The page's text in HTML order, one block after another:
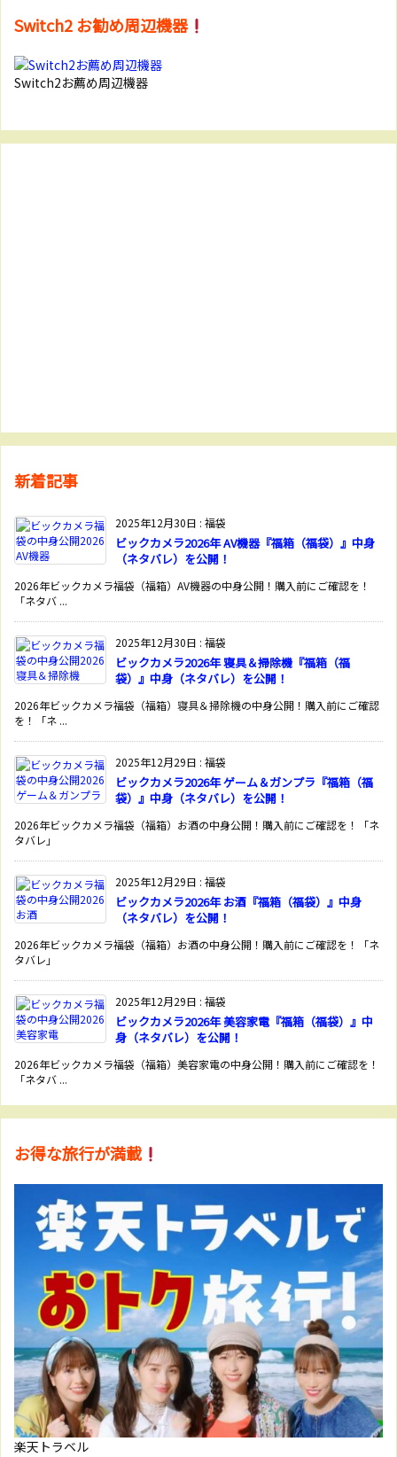
Switch2 お勧め周辺機器
Switch2お薦め周辺機器
新着記事
2025年12月30日 : 福袋
ビックカメラ2026年 AV機器『福箱（福袋）』中身
（ネタバレ）を公開！
2026年ビックカメラ福袋（福箱）AV機器の中身公開！購入前にご確認を！
「ネタバ ...
2025年12月30日 : 福袋
ビックカメラ2026年 寝具＆掃除機『福箱（福
袋）』中身（ネタバレ）を公開！
2026年ビックカメラ福袋（福箱）寝具＆掃除機の中身公開！購入前にご確認
を！「ネ ...
2025年12月29日 : 福袋
ビックカメラ2026年 ゲーム＆ガンプラ『福箱（福
袋）』中身（ネタバレ）を公開！
2026年ビックカメラ福袋（福箱）お酒の中身公開！購入前にご確認を！「ネ
タバレ」
2025年12月29日 : 福袋
ビックカメラ2026年 お酒『福箱（福袋）』中身
（ネタバレ）を公開！
2026年ビックカメラ福袋（福箱）お酒の中身公開！購入前にご確認を！「ネ
タバレ」
2025年12月29日 : 福袋
ビックカメラ2026年 美容家電『福箱（福袋）』中
身（ネタバレ）を公開！
2026年ビックカメラ福袋（福箱）美容家電の中身公開！購入前にご確認を！
「ネタバ ...
お得な旅行が満載
楽天トラベル